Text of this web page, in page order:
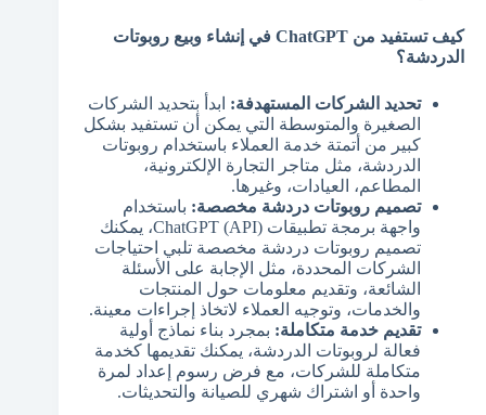
كيف تستفيد من ChatGPT في إنشاء وبيع روبوتات
الدردشة؟
تحديد الشركات المستهدفة: ابدأ بتحديد الشركات
الصغيرة والمتوسطة التي يمكن أن تستفيد بشكل
كبير من أتمتة خدمة العملاء باستخدام روبوتات
الدردشة، مثل متاجر التجارة الإلكترونية،
المطاعم، العيادات، وغيرها.
تصميم روبوتات دردشة مخصصة: باستخدام
واجهة برمجة تطبيقات ChatGPT (API)، يمكنك
تصميم روبوتات دردشة مخصصة تلبي احتياجات
الشركات المحددة، مثل الإجابة على الأسئلة
الشائعة، وتقديم معلومات حول المنتجات
والخدمات، وتوجيه العملاء لاتخاذ إجراءات معينة.
تقديم خدمة متكاملة: بمجرد بناء نماذج أولية
فعالة لروبوتات الدردشة، يمكنك تقديمها كخدمة
متكاملة للشركات، مع فرض رسوم إعداد لمرة
واحدة أو اشتراك شهري للصيانة والتحديثات.